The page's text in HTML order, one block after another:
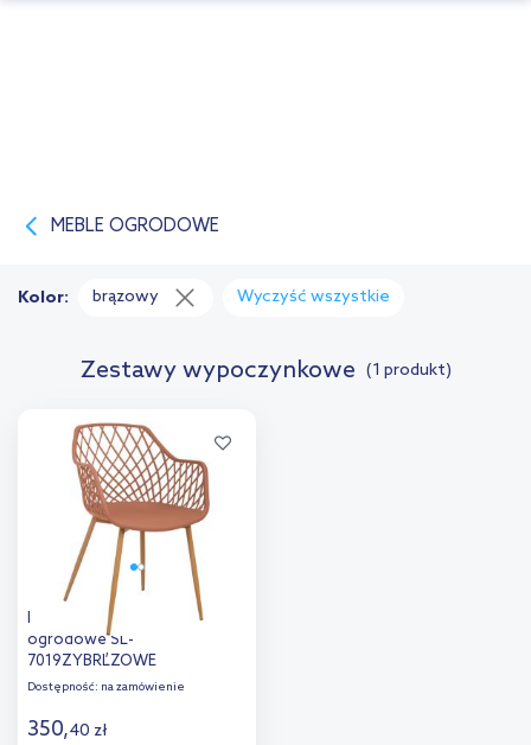
MEBLE OGRODOWE
Zestawy wypoczynkowe (1 produkt)
Kolor: brązowy Wyczyść wszystkie
Mirpol Pola krzesło
ogrodowe SL-
7019ZYBRĽZOWE
Dostępność: na zamówienie
350,40 zł